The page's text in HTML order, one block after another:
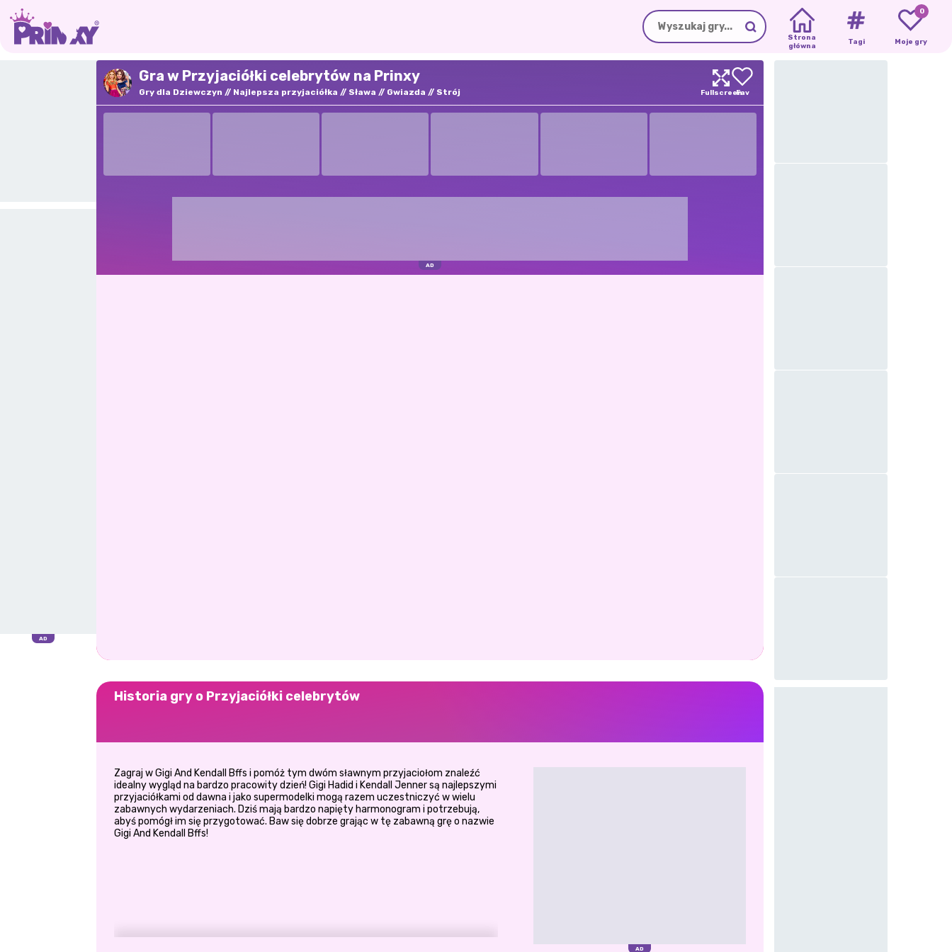
Strona
główna
Tagi
0
Moje gry
Gra w Przyjaciółki celebrytów na Prinxy
Gry dla Dziewczyn Najlepsza przyjaciółka Sława Gwiazda Strój
Historia gry o Przyjaciółki celebrytów
Zagraj w Gigi And Kendall Bffs i pomóż tym dwóm sławnym przyjaciołom znaleźć
idealny wygląd na bardzo pracowity dzień! Gigi Hadid i Kendall Jenner są najlepszymi
przyjaciółkami od dawna i jako supermodelki mogą razem uczestniczyć w wielu
zabawnych wydarzeniach. Dziś mają bardzo napięty harmonogram i potrzebują,
abyś pomógł im się przygotować. Baw się dobrze grając w tę zabawną grę o nazwie
Gigi And Kendall Bffs!